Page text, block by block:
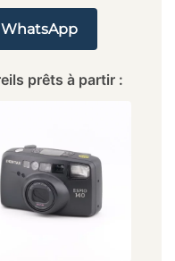
prêts à partir :